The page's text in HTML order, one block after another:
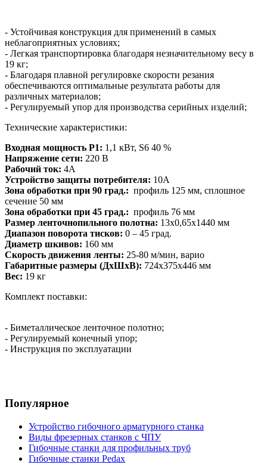
- Устойчивая конструкция для применений в самых
неблагоприятных условиях;
- Легкая транспортировка благодаря незначительному весу в
19 кг;
- Благодаря плавной регулировке скорости резания
обеспечиваются оптимальные результата работы для
различных материалов;
- Регулируемый упор для производства серийных изделий;
Технические характеристики:
Входная мощность P1: 1,1 кВт, S6 40 %
Напряжение сети: 220 В
Рабочий ток: 4А
Устройство защиты потребителя: 10A
Зона обработки при 90 град.: профиль 125 мм, сплошное
сечение 50 мм
Зона обработки при 45 град.: профиль 76 мм
Размер ленточнопильного полотна: 13х0,65х1440 мм
Диапазон поворота тисков: 0 – 45 град.
Диаметр шкивов: 160 мм
Скорость движения ленты: 25-80 м/мин, варио
Габаритные размеры (ДхШхВ): 724х375х446 мм
Вес: 19 кг
Комплект поставки:
- Биметаллическое ленточное полотно;
- Регулируемый конечный упор;
- Инструкция по эксплуатации
Популярное
Устройство гибочного арматурного станка
Виды фрезерных станков с ЧПУ
Гибочные станки для профильных труб
Гибочные станки Pedax